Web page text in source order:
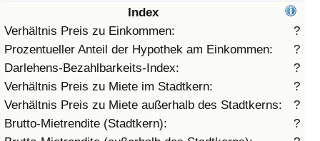
Index
Verhältnis Preis zu Einkommen:
?
Prozentueller Anteil der Hypothek am Einkommen:
?
Darlehens-Bezahlbarkeits-Index:
?
Verhältnis Preis zu Miete im Stadtkern:
?
Verhältnis Preis zu Miete außerhalb des Stadtkerns:
?
Brutto-Mietrendite (Stadtkern):
?
Umweltverschmutzungs-Index (aktuell)
Verschmutzungsindex
Umweltverschmutzungs-Index nach Land
Verkehr